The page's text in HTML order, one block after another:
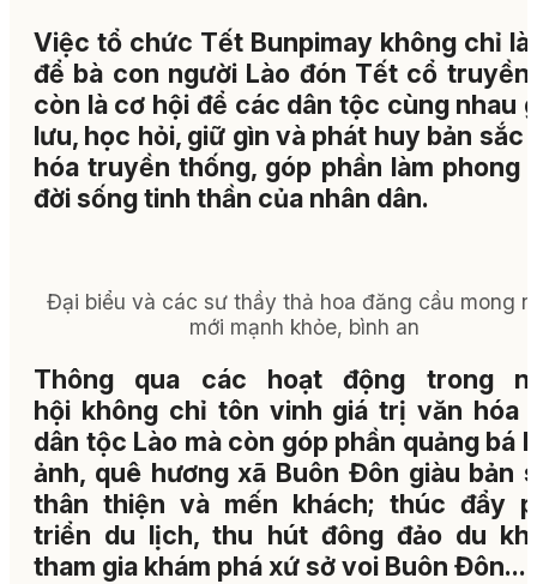
Việc tổ chức Tết Bunpimay không chỉ là
để bà con người Lào đón Tết cổ truyền
còn là cơ hội để các dân tộc cùng nhau
lưu, học hỏi, giữ gìn và phát huy bản sắc
hóa truyền thống, góp phần làm phong
đời sống tinh thần của nhân dân.
Đại biểu và các sư thầy thả hoa đăng cầu mong
mới mạnh khỏe, bình an
Thông qua các hoạt động trong
hội không chỉ tôn vinh giá trị văn hóa
dân tộc Lào mà còn góp phần quảng bá
ảnh, quê hương xã Buôn Đôn giàu bản
thân thiện và mến khách; thúc đẩy
triển du lịch, thu hút đông đảo du
tham gia khám phá xứ sở voi Buôn Đôn...